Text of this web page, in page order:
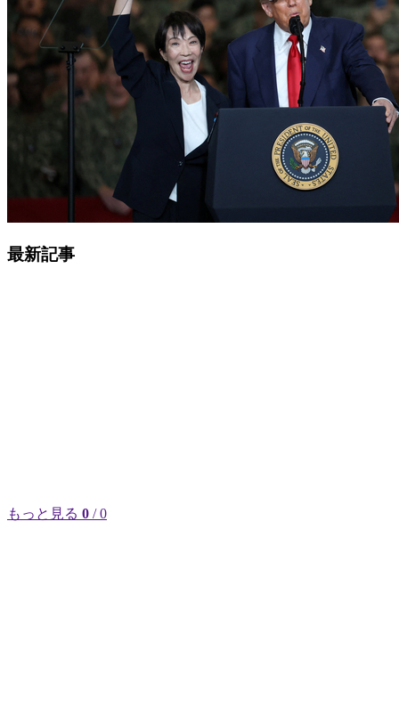
最新記事
もっと見る 0 / 0